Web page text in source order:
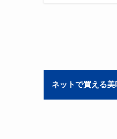
ネットで買える